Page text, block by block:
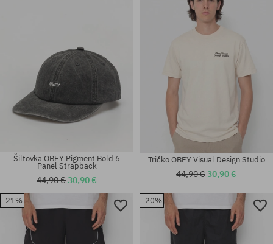
Dostupné veľkosti:
M; XL
Dostupné veľkosti:
Šiltovka OBEY Pigment Bold 6
Panel Strapback
44,90 €30,90 €
Tričko OBEY Visual Design Studio
44,90 €30,90 €
-21% -20%